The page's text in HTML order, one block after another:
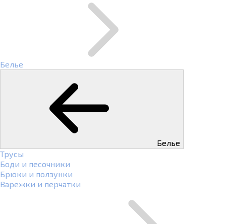
Белье
Белье
Трусы
Боди и песочники
Брюки и ползунки
Варежки и перчатки